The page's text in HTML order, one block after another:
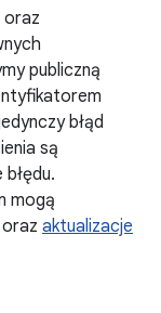
oraz
publiczną
błąd
są
mogą
aktualizacje